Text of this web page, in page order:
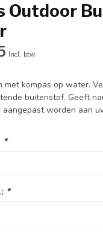
Outdoor
Incl. btw
met kompas op water.
buitenstof. Geeft
aangepast worden aan
*
*